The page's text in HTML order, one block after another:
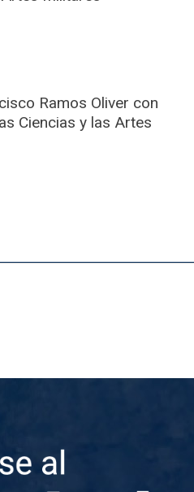
Ramos Oliver con
Ciencias y las Artes